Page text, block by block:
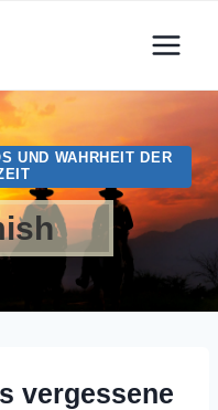
UND WAHRHEIT DER
vergessene